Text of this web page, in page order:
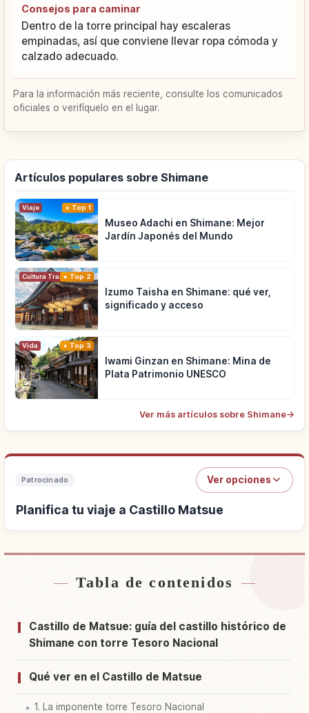
Consejos para caminar
Dentro de la torre principal hay escaleras
empinadas, así que conviene llevar ropa cómoda y
calzado adecuado.
Para la información más reciente, consulte los comunicados
oficiales o verifíquelo en el lugar.
Artículos populares sobre Shimane
Viaje Top 1
Museo Adachi en Shimane: Mejor
Jardín Japonés del Mundo
Cultura Tradicional
Top 2
Izumo Taisha en Shimane: qué ver,
significado y acceso
Vida Top 3
Iwami Ginzan en Shimane: Mina de
Plata Patrimonio UNESCO
Ver más artículos sobre Shimane→
Patrocinado Ver opciones
Planifica tu viaje a Castillo Matsue
Buscar alojamiento cerca de Castillo Matsue
Buscar experiencias en Castillo Matsue↗
Tabla de contenidos
Castillo de Matsue: guía del castillo histórico de
Shimane con torre Tesoro Nacional
Qué ver en el Castillo de Matsue
1. La imponente torre Tesoro Nacional